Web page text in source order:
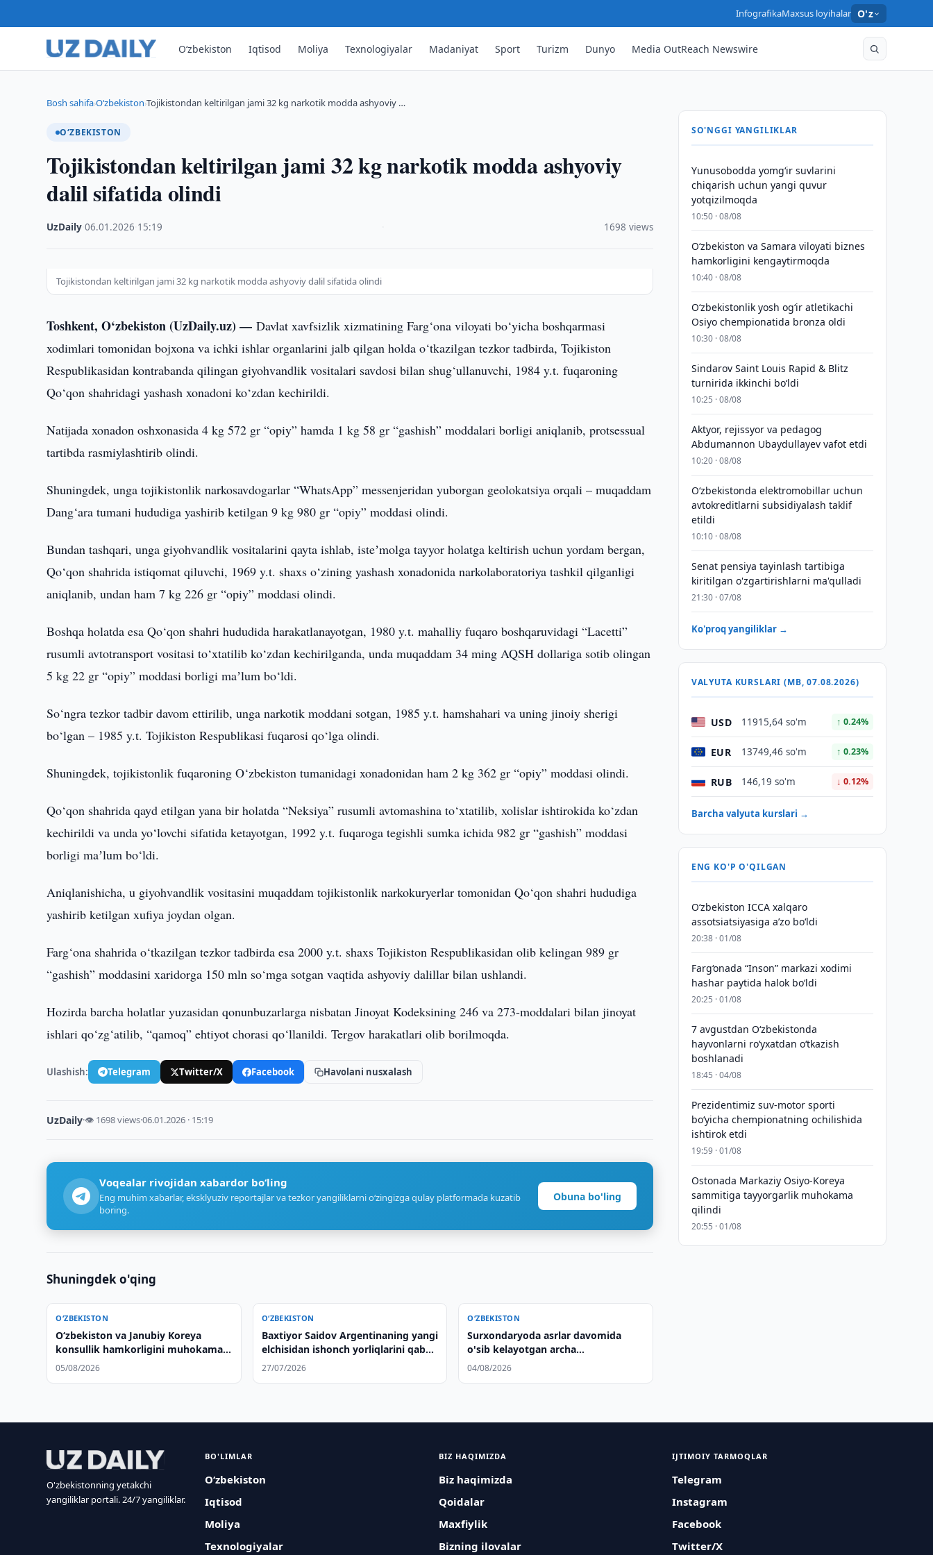
InfografikaMaxsus loyihalar O'z
O‘zbekiston Iqtisod Moliya Texnologiyalar Madaniyat Sport Turizm Dunyo Media OutReach Newswire
Bosh sahifa›O‘zbekiston›Tojikistondan keltirilgan jami 32 kg narkotik modda ashyoviy …
O‘ZBEKISTON
Tojikistondan keltirilgan jami 32 kg narkotik modda ashyoviy
dalil sifatida olindi
UzDaily ·06.01.2026 15:19 1698 views
Tojikistondan keltirilgan jami 32 kg narkotik modda ashyoviy dalil sifatida olindi
Toshkent, O‘zbekiston (UzDaily.uz) —Davlat xavfsizlik xizmatining Farg‘ona viloyati bo‘yicha boshqarmasi
xodimlari tomonidan bojxona va ichki ishlar organlarini jalb qilgan holda o‘tkazilgan tezkor tadbirda, Tojikiston
Respublikasidan kontrabanda qilingan giyohvandlik vositalari savdosi bilan shug‘ullanuvchi, 1984 y.t. fuqaroning
Qo‘qon shahridagi yashash xonadoni ko‘zdan kechirildi.
Natijada xonadon oshxonasida 4 kg 572 gr “opiy” hamda 1 kg 58 gr “gashish” moddalari borligi aniqlanib, protsessual
tartibda rasmiylashtirib olindi.
Shuningdek, unga tojikistonlik narkosavdogarlar “WhatsApp” messenjeridan yuborgan geolokatsiya orqali – muqaddam
Dang‘ara tumani hududiga yashirib ketilgan 9 kg 980 gr “opiy” moddasi olindi.
Bundan tashqari, unga giyohvandlik vositalarini qayta ishlab, isteʼmolga tayyor holatga keltirish uchun yordam bergan,
Qo‘qon shahrida istiqomat qiluvchi, 1969 y.t. shaxs o‘zining yashash xonadonida narkolaboratoriya tashkil qilganligi
aniqlanib, undan ham 7 kg 226 gr “opiy” moddasi olindi.
Boshqa holatda esa Qo‘qon shahri hududida harakatlanayotgan, 1980 y.t. mahalliy fuqaro boshqaruvidagi “Lacetti”
rusumli avtotransport vositasi to‘xtatilib ko‘zdan kechirilganda, unda muqaddam 34 ming AQSH dollariga sotib olingan
5 kg 22 gr “opiy” moddasi borligi maʼlum bo‘ldi.
So‘ngra tezkor tadbir davom ettirilib, unga narkotik moddani sotgan, 1985 y.t. hamshahari va uning jinoiy sherigi
bo‘lgan – 1985 y.t. Tojikiston Respublikasi fuqarosi qo‘lga olindi.
Shuningdek, tojikistonlik fuqaroning O‘zbekiston tumanidagi xonadonidan ham 2 kg 362 gr “opiy” moddasi olindi.
Qo‘qon shahrida qayd etilgan yana bir holatda “Neksiya” rusumli avtomashina to‘xtatilib, xolislar ishtirokida ko‘zdan
kechirildi va unda yo‘lovchi sifatida ketayotgan, 1992 y.t. fuqaroga tegishli sumka ichida 982 gr “gashish” moddasi
borligi maʼlum bo‘ldi.
Aniqlanishicha, u giyohvandlik vositasini muqaddam tojikistonlik narkokuryerlar tomonidan Qo‘qon shahri hududiga
yashirib ketilgan xufiya joydan olgan.
Farg‘ona shahrida o‘tkazilgan tezkor tadbirda esa 2000 y.t. shaxs Tojikiston Respublikasidan olib kelingan 989 gr
“gashish” moddasini xaridorga 150 mln so‘mga sotgan vaqtida ashyoviy dalillar bilan ushlandi.
Hozirda barcha holatlar yuzasidan qonunbuzarlarga nisbatan Jinoyat Kodeksining 246 va 273-moddalari bilan jinoyat
ishlari qo‘zg‘atilib, “qamoq” ehtiyot chorasi qo‘llanildi. Tergov harakatlari olib borilmoqda.
Ulashish: Telegram Twitter/X Facebook Havolani nusxalash
UzDaily·👁 1698 views·06.01.2026 · 15:19
Voqealar rivojidan xabardor bo‘ling
Eng muhim xabarlar, eksklyuziv reportajlar va tezkor yangiliklarni o‘zingizga qulay platformada kuzatib
boring.
Obuna bo'ling
Shuningdek o'qing
O‘ZBEKISTON
Oʻzbekiston va Janubiy Koreya
konsullik hamkorligini muhokama
qilishdi
05/08/2026
O‘ZBEKISTON
Baxtiyor Saidov Argentinaning yangi
elchisidan ishonch yorliqlarini qabul
qildi
27/07/2026
O‘ZBEKISTON
Surxondaryoda asrlar davomida
o'sib kelayotgan archa
daraxtlarining kesilishi bo'yicha
04/08/2026
SO'NGGI YANGILIKLAR
Yunusobodda yomg‘ir suvlarini
chiqarish uchun yangi quvur
yotqizilmoqda
10:50 · 08/08
Oʻzbekiston va Samara viloyati biznes
hamkorligini kengaytirmoqda
10:40 · 08/08
O‘zbekistonlik yosh og‘ir atletikachi
Osiyo chempionatida bronza oldi
10:30 · 08/08
Sindarov Saint Louis Rapid & Blitz
turnirida ikkinchi bo‘ldi
10:25 · 08/08
Aktyor, rejissyor va pedagog
Abdumannon Ubaydullayev vafot etdi
10:20 · 08/08
O‘zbekistonda elektromobillar uchun
avtokreditlarni subsidiyalash taklif
etildi
10:10 · 08/08
Senat pensiya tayinlash tartibiga
kiritilgan o'zgartirishlarni ma'qulladi
21:30 · 07/08
Ko'proq yangiliklar →
VALYUTA KURSLARI (MB, 07.08.2026)
USD 11915,64 so'm ↑ 0.24%
EUR 13749,46 so'm ↑ 0.23%
RUB 146,19 so'm ↓ 0.12%
Barcha valyuta kurslari →
ENG KO'P O'QILGAN
O‘zbekiston ICCA xalqaro
assotsiatsiyasiga aʼzo bo‘ldi
20:38 · 01/08
Farg‘onada “Inson” markazi xodimi
hashar paytida halok bo‘ldi
20:25 · 01/08
7 avgustdan O‘zbekistonda
hayvonlarni ro‘yxatdan o‘tkazish
boshlanadi
18:45 · 04/08
Prezidentimiz suv-motor sporti
bo‘yicha chempionatning ochilishida
ishtirok etdi
19:59 · 01/08
Ostonada Markaziy Osiyo-Koreya
sammitiga tayyorgarlik muhokama
qilindi
20:55 · 01/08
O'zbekistonning yetakchi
yangiliklar portali. 24/7 yangiliklar.
BO'LIMLAR
O‘zbekiston
Iqtisod
Moliya
Texnologiyalar
BIZ HAQIMIZDA
Biz haqimizda
Qoidalar
Maxfiylik
Bizning ilovalar
IJTIMOIY TARMOQLAR
Telegram
Instagram
Facebook
Twitter/X